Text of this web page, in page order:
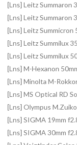
[Lns] Leitz Summaron
[Lns] Leitz Summaron
[Lns] Leitz Summicron
[Lns] Leitz Summilux
[Lns] Leitz Summilux
[Lns] M-Hexanon
[Lns] Minolta M-
[Lns] MS Optical RD
[Lns] Olympus
[Lns] SIGMA 19mm
[Lns] SIGMA 30mm